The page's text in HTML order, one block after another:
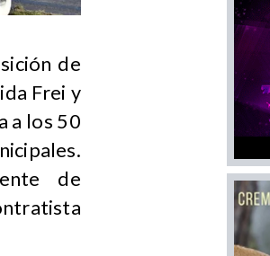
de
Frei y
a los 50
de